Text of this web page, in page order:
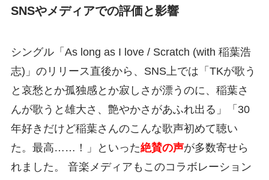
SNSやメディアでの評価と影響
シングル「As long as I love / Scratch (with 稲葉浩
志)」のリリース直後から、SNS上では「TKが歌う
と哀愁とか孤独感とか寂しさが漂うのに、稲葉さ
んが歌うと雄大さ、艶やかさがあふれ出る」「30
年好きだけど稲葉さんのこんな歌声初めて聴い
た。最高……！」といった絶賛の声が多数寄せら
れました。 音楽メディアもこのコラボレーション